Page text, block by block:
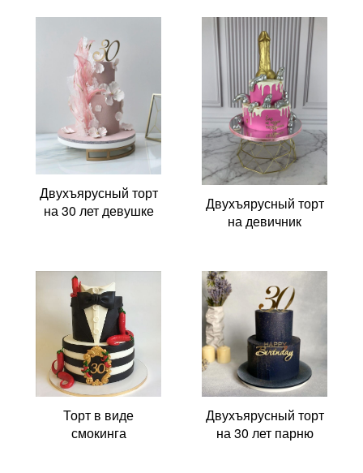
Двухъярусный торт
на 30 лет девушке
Двухъярусный торт
на девичник
Торт в виде
смокинга
Двухъярусный торт
на 30 лет парню